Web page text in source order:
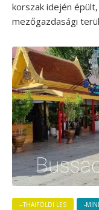
korszak idején
mezőgazdasági
--THAIFÖLDI LES -